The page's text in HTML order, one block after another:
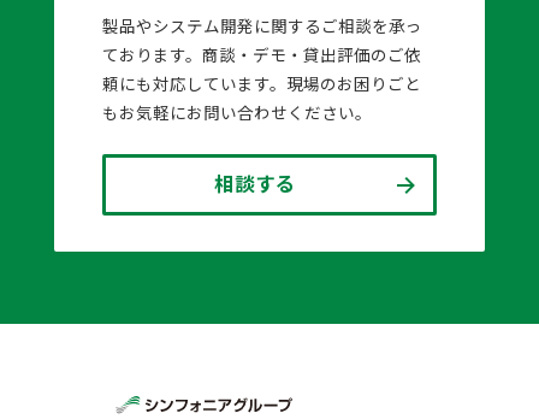
製品やシステム開発に関するご相談を承っ
ております。商談・デモ・貸出評価のご依
頼にも対応しています。現場のお困りごと
もお気軽にお問い合わせください。
相談する